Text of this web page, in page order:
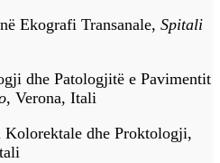
Ekografi Transanale, Spitali
dhe Patologjitë e Pavimentit
, Verona, Itali
dhe Proktologji,